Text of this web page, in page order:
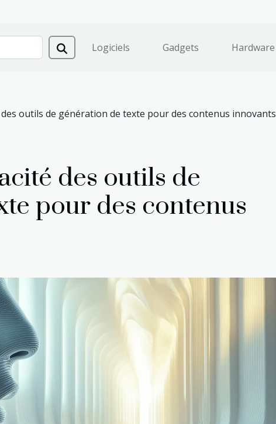
Logiciels Gadgets Hardware
outils de génération de texte pour des contenus innovants
des outils de
pour des contenus